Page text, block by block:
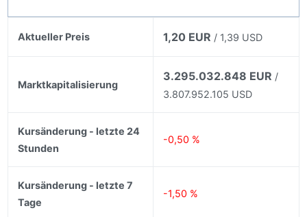
Aktueller Preis 1,20 EUR / 1,39 USD
Marktkapitalisierung
3.295.032.848 EUR /
3.807.952.105 USD
Kursänderung - letzte 24
Stunden
-0,50 %
Kursänderung - letzte 7
Tage
-1,50 %